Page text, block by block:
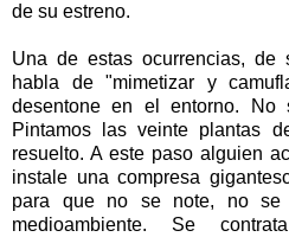
de su estreno.
Una de estas ocurrencias, de
habla de "mimetizar y
desentone en el entorno.
Pintamos las veinte plantas
resuelto. A este paso alguien
instale una compresa
para que no se note, no se
medioambiente. Se